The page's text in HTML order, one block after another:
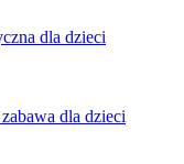
dla dzieci
dla dzieci